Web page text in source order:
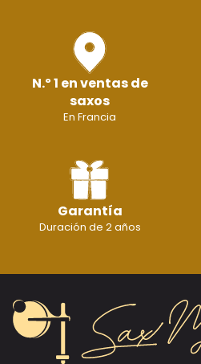
N.º 1 en ventas de
saxos
En Francia
Garantía
Duración de 2 años